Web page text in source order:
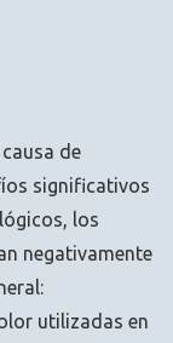
de
significativos
los
negativamente
utilizadas en